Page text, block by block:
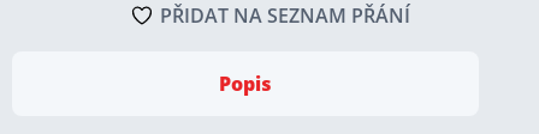
PŘIDAT NA SEZNAM PŘÁNÍ
Popis